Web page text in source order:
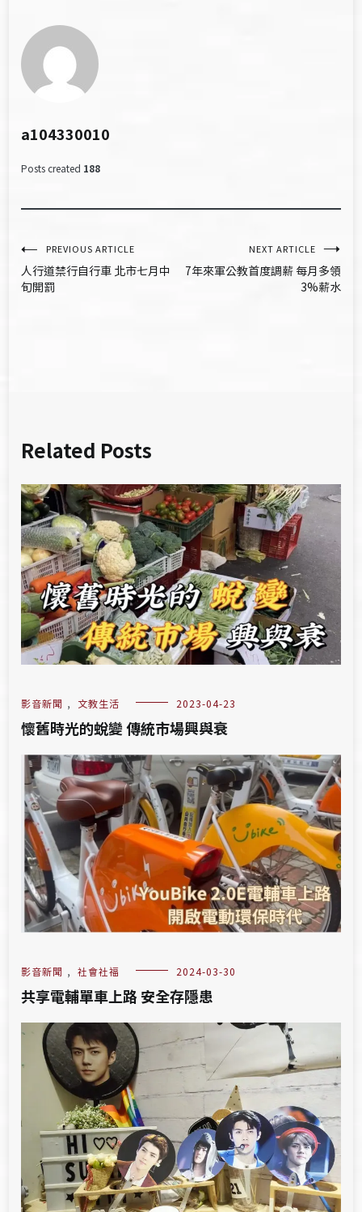
a104330010
Posts created 188
文
章
PREVIOUS ARTICLE
人行道禁行自行車 北市七月中
旬開罰
NEXT ARTICLE
7年來軍公教首度調薪 每月多領
3%薪水
Related Posts
影音新聞 , 文教生活 2023-04-23
懷舊時光的蛻變 傳統市場興與衰
影音新聞 , 社會社福 2024-03-30
共享電輔單車上路 安全存隱患